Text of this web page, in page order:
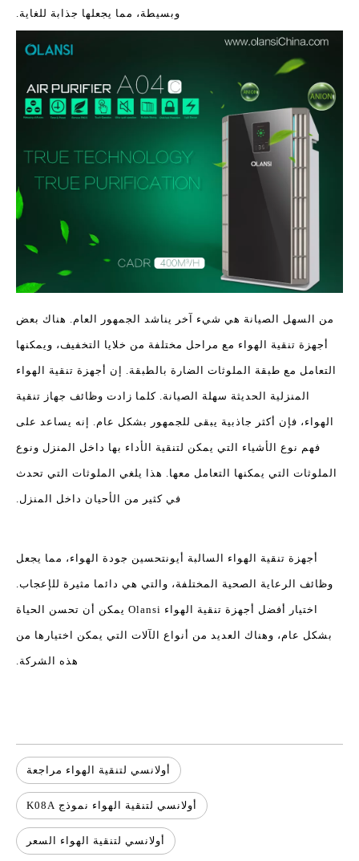
وبسيطة، مما يجعلها جذابة للغاية.
من السهل الصيانة هي شيء آخر يناشد الجمهور العام. هناك بعض
أجهزة تنقية الهواء مع مراحل مختلفة من خلايا التخفيف، ويمكنها
التعامل مع طبقة الملوثات الضارة بالطبقة. إن أجهزة تنقية الهواء
المنزلية الحديثة سهلة الصيانة. كلما زادت وظائف جهاز تنقية
الهواء، فإن أكثر جاذبية يبقى للجمهور بشكل عام. إنه يساعد على
فهم نوع الأشياء التي يمكن لتنقية الأداء بها داخل المنزل ونوع
الملوثات التي يمكنها التعامل معها. هذا يلغي الملوثات التي تحدث
في كثير من الأحيان داخل المنزل.
أجهزة تنقية الهواء السالبة أيونتحسين جودة الهواء، مما يجعل
وظائف الرعاية الصحية المختلفة، والتي هي دائما مثيرة للإعجاب.
اختيار أفضل أجهزة تنقية الهواء Olansi يمكن أن تحسن الحياة
بشكل عام، وهناك العديد من أنواع الآلات التي يمكن اختيارها من
هذه الشركة.
أولانسي لتنقية الهواء مراجعة
أولانسي لتنقية الهواء نموذج K08A
أولانسي لتنقية الهواء السعر